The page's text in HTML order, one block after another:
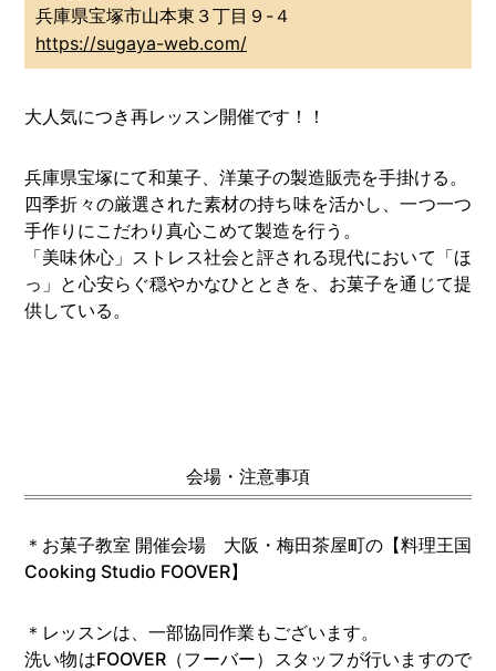
兵庫県宝塚市山本東３丁目９-４
https://sugaya-web.com/
大人気につき再レッスン開催です！！
兵庫県宝塚にて和菓子、洋菓子の製造販売を手掛ける。
四季折々の厳選された素材の持ち味を活かし、一つ一つ
手作りにこだわり真心こめて製造を行う。
「美味休心」ストレス社会と評される現代において「ほ
っ」と心安らぐ穏やかなひとときを、お菓子を通じて提
供している。
会場・注意事項
＊お菓子教室 開催会場 大阪・梅田茶屋町の【料理王国
Cooking Studio FOOVER】
＊レッスンは、一部協同作業もございます。
洗い物はFOOVER（フーバー）スタッフが行いますので